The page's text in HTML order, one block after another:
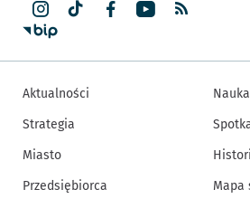
Aktualności
Strategia
Miasto
Przedsiębiorca
Nauka
Mapa